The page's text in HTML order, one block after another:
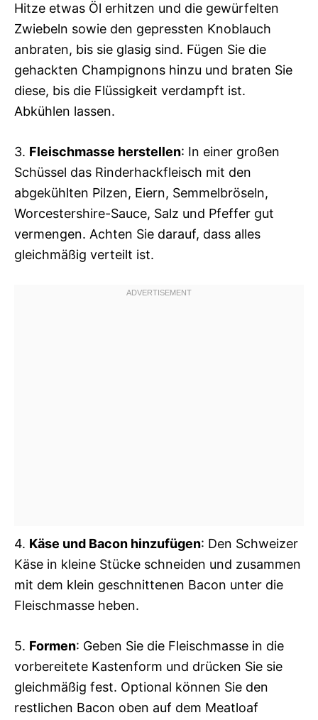
Hitze etwas Öl erhitzen und die gewürfelten
Zwiebeln sowie den gepressten Knoblauch
anbraten, bis sie glasig sind. Fügen Sie die
gehackten Champignons hinzu und braten Sie
diese, bis die Flüssigkeit verdampft ist.
Abkühlen lassen.
3. Fleischmasse herstellen: In einer großen
Schüssel das Rinderhackfleisch mit den
abgekühlten Pilzen, Eiern, Semmelbröseln,
Worcestershire-Sauce, Salz und Pfeffer gut
vermengen. Achten Sie darauf, dass alles
gleichmäßig verteilt ist.
4. Käse und Bacon hinzufügen: Den Schweizer
Käse in kleine Stücke schneiden und zusammen
mit dem klein geschnittenen Bacon unter die
Fleischmasse heben.
5. Formen: Geben Sie die Fleischmasse in die
vorbereitete Kastenform und drücken Sie sie
gleichmäßig fest. Optional können Sie den
restlichen Bacon oben auf dem Meatloaf